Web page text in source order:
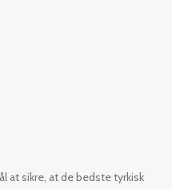
at sikre, at de bedste tyrkisk